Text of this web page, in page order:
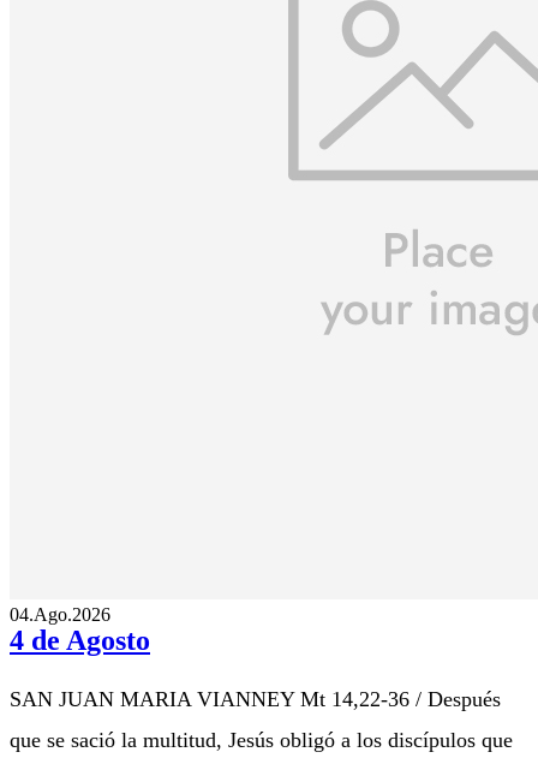
04.Ago.2026
4 de Agosto
SAN JUAN MARIA VIANNEY Mt 14,22-36 / Después
que se sació la multitud, Jesús obligó a los discípulos que